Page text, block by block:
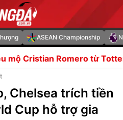
ASEAN Championship
từ Tottenham Argentina
Chelsea trích tiền
Cup hỗ trợ gia